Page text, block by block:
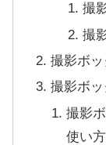
撮
撮
撮影ボ
撮影ボ
撮影
使い方